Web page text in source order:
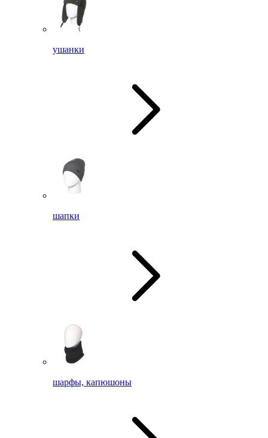
ушанки
шапки
шарфы, капюшоны